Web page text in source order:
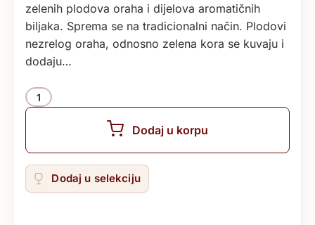
zelenih plodova oraha i dijelova aromatičnih
biljaka. Sprema se na tradicionalni način. Plodovi
nezrelog oraha, odnosno zelena kora se kuvaju i
dodaju…
Količina
Dodaj u korpu
Dodaj u selekciju